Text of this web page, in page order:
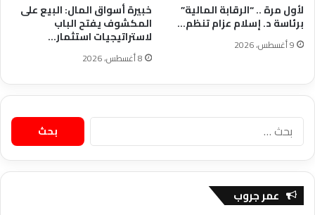
لأول مرة .. “الرقابة المالية”
برئاسة د. إسلام عزام تنظم…
9 أغسطس، 2026
خبيرة أسواق المال: البيع على
المكشوف يفتح الباب
لاستراتيجيات استثمار…
8 أغسطس، 2026
البحث
عن:
عمر جروب